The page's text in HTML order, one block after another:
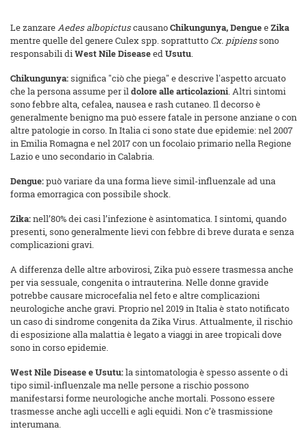
Le zanzareAedes albopictuscausanoChikungunya, DengueeZika
mentre quelle del genere Culex spp. soprattutto Cx. pipienssono
responsabili diWest Nile DiseaseedUsutu.
Chikungunya:significa "ciò che piega" e descrive l'aspetto arcuato
che la persona assume per ildolore alle articolazioni. Altri sintomi
sono febbre alta, cefalea, nausea e rash cutaneo. Il decorso è
generalmente benigno ma può essere fatale in persone anziane o con
altre patologie in corso. In Italia ci sono state due epidemie: nel 2007
in Emilia Romagna e nel 2017 con un focolaio primario nella Regione
Lazio e uno secondario in Calabria.
Dengue:può variare da una forma lieve simil-influenzale ad una
forma emorragica con possibile shock.
Zika:nell’80% dei casi l’infezione è asintomatica. I sintomi, quando
presenti, sono generalmente lievi con febbre di breve durata e senza
complicazioni gravi.
A differenza delle altre arbovirosi, Zika può essere trasmessa anche
per via sessuale, congenita o intrauterina. Nelle donne gravide
potrebbe causare microcefalia nel feto e altre complicazioni
neurologiche anche gravi. Proprio nel 2019 in Italia è stato notificato
un caso di sindrome congenita da Zika Virus. Attualmente, il rischio
di esposizione alla malattia è legato a viaggi in aree tropicali dove
sono in corso epidemie.
West Nile Disease e Usutu:la sintomatologia è spesso assente o di
tipo simil-influenzale ma nelle persone a rischio possono
manifestarsi forme neurologiche anche mortali. Possono essere
trasmesse anche agli uccelli e agli equidi. Non c’è trasmissione
interumana.